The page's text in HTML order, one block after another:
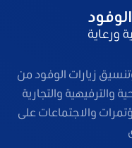
زيارات الوفود من
والترفيهية والتجارية
والاجتماعات على